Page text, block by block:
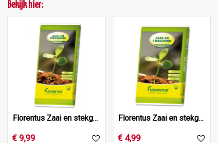
Bekijk hier:
Florentus Zaai en stekgrond 40L
€ 9,99
Florentus Zaai en stekgrond 10L
€ 4,99